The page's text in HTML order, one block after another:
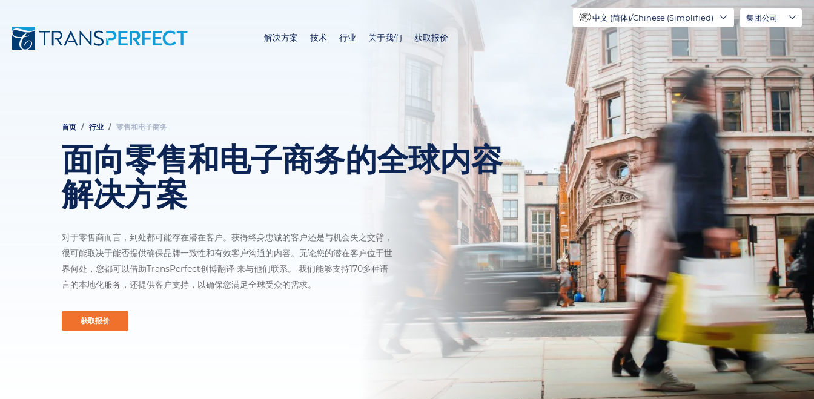
到
容
解决方案 技术 行业 关于我们 获取报价
中文 (简体)/Chinese (Simplified) 集团公司
面
包
屑
首页 行业 零售和电子商务
面向零售和电子商务的全球内容
解决方案
对于零售商而言，到处都可能存在潜在客户。获得终身忠诚的客户还是与机会失之交臂，
很可能取决于能否提供确保品牌一致性和有效客户沟通的内容。无论您的潜在客户位于世
界何处，您都可以借助TransPerfect创博翻译 来与他们联系。 我们能够支持170多种语
言的本地化服务，还提供客户支持，以确保您满足全球受众的需求。
获取报价